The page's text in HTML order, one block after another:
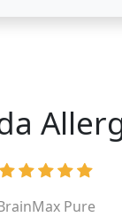
Pure